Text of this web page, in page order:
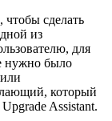
чтобы сделать
из
для
нужно было
который
Assistant.